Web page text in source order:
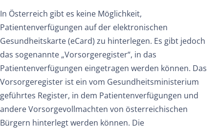
In Österreich gibt es keine Möglichkeit,
Patientenverfügungen auf der elektronischen
Gesundheitskarte (eCard) zu hinterlegen. Es gibt jedoch
das sogenannte „Vorsorgeregister“, in das
Patientenverfügungen eingetragen werden können. Das
Vorsorgeregister ist ein vom Gesundheitsministerium
geführtes Register, in dem Patientenverfügungen und
andere Vorsorgevollmachten von österreichischen
Bürgern hinterlegt werden können. Die